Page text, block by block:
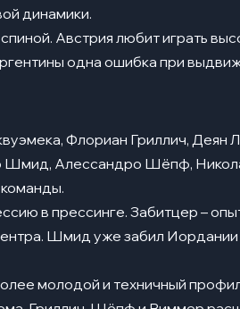
динамики.
Австрия любит играть
одна ошибка при
Флориан Гриллич,
Алессандро Шёпф,
в прессинге. Забитцер –
Шмид уже забил
молодой и техничный